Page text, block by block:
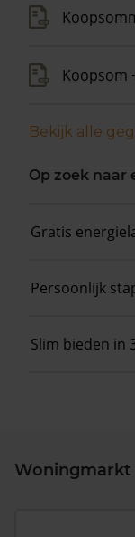
Koopsom
Bekijk alle
Op zoek naar
Gratis
Persoonlijk
Slim bieden in